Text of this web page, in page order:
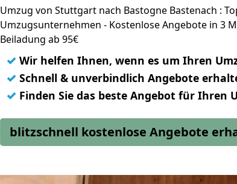
Umzug von Stuttgart nach Bastogne Bastenach :
Umzugsunternehmen - Kostenlose Angebote in 3
Beiladung ab 95€
✓ Wir helfen Ihnen, wenn es um Ihren
✓ Schnell & unverbindlich Angebote
✓ Finden Sie das beste Angebot für Ihren
blitzschnell kostenlose Angebote